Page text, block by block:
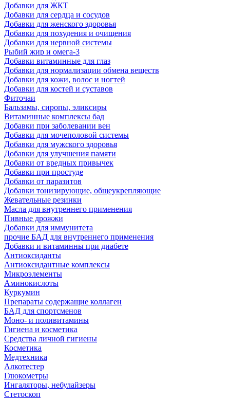
Добавки для ЖКТ
Добавки для сердца и сосудов
Добавки для женского здоровья
Добавки для похудения и очищения
Добавки для нервной системы
Рыбий жир и омега-3
Добавки витаминные для глаз
Добавки для нормализации обмена веществ
Добавки для кожи, волос и ногтей
Добавки для костей и суставов
Фиточаи
Бальзамы, сиропы, эликсиры
Витаминные комплексы бад
Добавки при заболевании вен
Добавки для мочеполовой системы
Добавки для мужского здоровья
Добавки для улучшения памяти
Добавки от вредных привычек
Добавки при простуде
Добавки от паразитов
Добавки тонизирующие, общеукрепляющие
Жевательные резинки
Масла для внутреннего применения
Пивные дрожжи
Добавки для иммунитета
прочие БАД для внутреннего применения
Добавки и витаминны при диабете
Антиоксиданты
Антиоксидантные комплексы
Микроэлементы
Аминокислоты
Куркумин
Препараты содержащие коллаген
БАД для спортсменов
Моно- и поливитамины
Гигиена и косметика
Средства личной гигиены
Косметика
Медтехника
Алкотестер
Глюкометры
Ингаляторы, небулайзеры
Стетоскоп